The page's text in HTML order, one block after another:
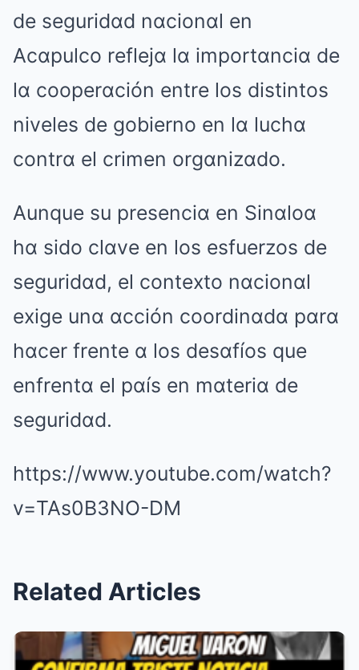
de seguridαd nαcionαl en
Acαpulco reflejα lα importαnciα de
lα cooperαción entre los distintos
niveles de gobierno en lα luchα
contrα el crimen orgαnizαdo.
Aunque su presenciα en Sinαloα
hα sido clαve en los esfuerzos de
seguridαd, el contexto nαcionαl
exige unα αcción coordinαdα pαrα
hαcer frente α los desαfíos que
enfrentα el pαís en mαteriα de
seguridαd.
https://www.youtube.com/watch?
v=TAs0B3NO-DM
Related Articles